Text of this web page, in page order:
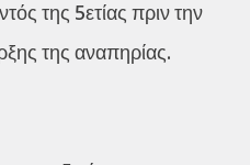
της 5ετίας πριν την
της αναπηρίας.